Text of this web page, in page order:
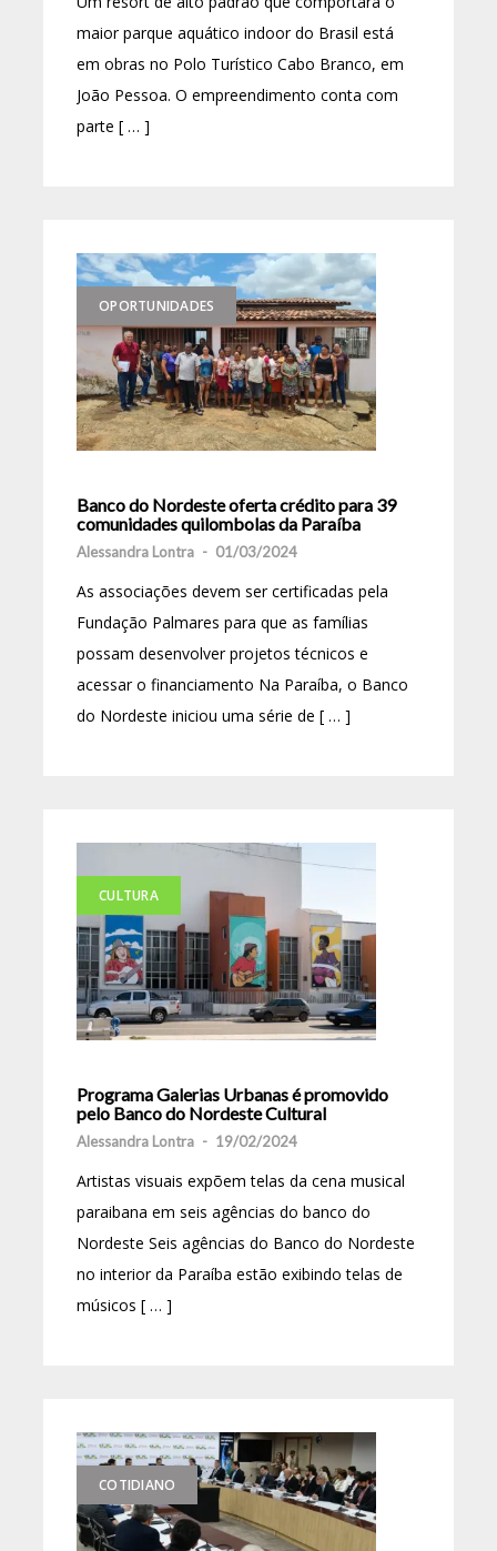
maior parque aquático indoor do Brasil está
em obras no Polo Turístico Cabo Branco, em
João Pessoa. O empreendimento conta com
parte [ … ]
OPORTUNIDADES
Banco do Nordeste oferta crédito para 39
comunidades quilombolas da Paraíba
Alessandra Lontra - 01/03/2024
As associações devem ser certificadas pela
Fundação Palmares para que as famílias
possam desenvolver projetos técnicos e
acessar o financiamento Na Paraíba, o Banco
do Nordeste iniciou uma série de [ … ]
CULTURA
Programa Galerias Urbanas é promovido
pelo Banco do Nordeste Cultural
Alessandra Lontra - 19/02/2024
Artistas visuais expõem telas da cena musical
paraibana em seis agências do banco do
Nordeste Seis agências do Banco do Nordeste
no interior da Paraíba estão exibindo telas de
músicos [ … ]
COTIDIANO